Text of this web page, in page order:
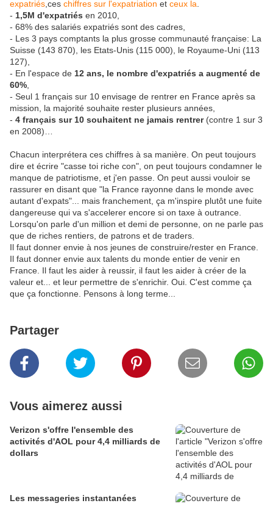
expatriés ,ces chiffres sur l'expatriation et ceux la
- 1,5M d'expatriés en 2010,
- 68% des salariés expatriés sont des cadres,
- Les 3 pays comptants la plus grosse communauté française: La
Suisse (143 870), les Etats-Unis (115 000), le Royaume-Uni (113
127),
- En l'espace de 12 ans, le nombre d'expatriés a augmenté de
60%
- Seul 1 français sur 10 envisage de rentrer en France après sa
mission, la majorité souhaite rester plusieurs années,
- 4 français sur 10 souhaitent ne jamais rentrer(contre 1 sur 3
en 2008)…
Chacun interprétera ces chiffres à sa manière. On peut toujours
dire et écrire "casse toi riche con", on peut toujours condamner le
manque de patriotisme, et j'en passe. On peut aussi vouloir se
rassurer en disant que "la France rayonne dans le monde avec
autant d'expats"... mais franchement, ça m'inspire plutôt une fuite
dangereuse qui va s'accelerer encore si on taxe à outrance.
Lorsqu'on parle d'un million et demi de personne, on ne parle pas
que de riches rentiers, de patrons et de traders.
Il faut donner envie à nos jeunes de construire/rester en France.
Il faut donner envie aux talents du monde entier de venir en
France. Il faut les aider à reussir, il faut les aider à créer de la
valeur et... et leur permettre de s'enrichir. Oui. C'est comme ça
que ça fonctionne. Pensons à long terme...
Partager
Vous aimerez aussi
Verizon s'offre l'ensemble des
activités d'AOL pour 4,4 milliards de
dollars
Les messageries instantanées